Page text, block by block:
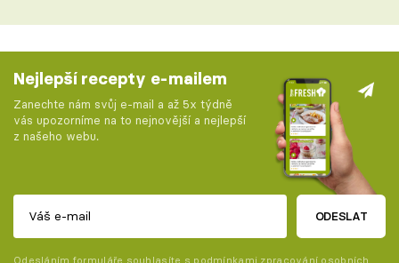
Nejlepší recepty e-mailem
Zanechte nám svůj e-mail a až 5x týdně
vás upozorníme na to nejnovější a nejlepší
z našeho webu.
ODESLAT